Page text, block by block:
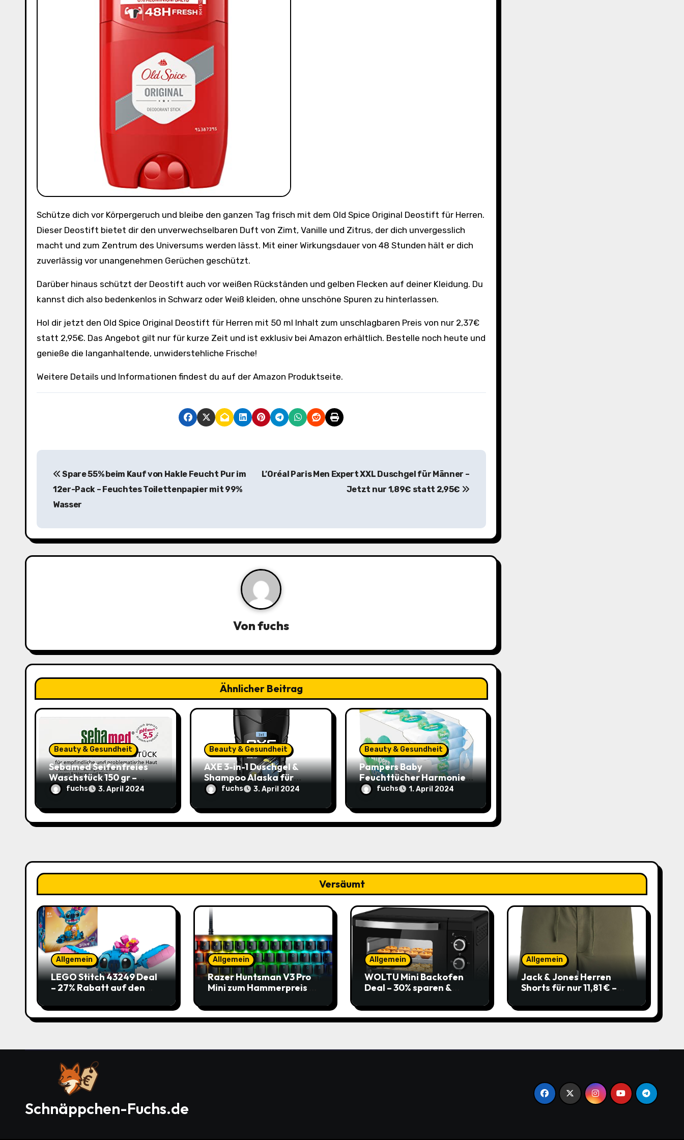
Schütze dich vor Körpergeruch und bleibe den ganzen Tag frisch mit dem Old Spice Original Deostift für Herren.
Dieser Deostift bietet dir den unverwechselbaren Duft von Zimt, Vanille und Zitrus, der dich unvergesslich
macht und zum Zentrum des Universums werden lässt. Mit einer Wirkungsdauer von 48 Stunden hält er dich
zuverlässig vor unangenehmen Gerüchen geschützt.
Darüber hinaus schützt der Deostift auch vor weißen Rückständen und gelben Flecken auf deiner Kleidung. Du
kannst dich also bedenkenlos in Schwarz oder Weiß kleiden, ohne unschöne Spuren zu hinterlassen.
Hol dir jetzt den Old Spice Original Deostift für Herren mit 50 ml Inhalt zum unschlagbaren Preis von nur 2,37€
statt 2,95€. Das Angebot gilt nur für kurze Zeit und ist exklusiv bei Amazon erhältlich. Bestelle noch heute und
genieße die langanhaltende, unwiderstehliche Frische!
Weitere Details und Informationen findest du auf der Amazon Produktseite.
B
t
r
a
v
i
g
i
n
Spare 55% beim Kauf von Hakle Feucht Pur im
12er-Pack – Feuchtes Toilettenpapier mit 99%
Wasser
L’Oréal Paris Men Expert XXL Duschgel für Männer –
Jetzt nur 1,89€ statt 2,95€
Vonfuchs
Ähnlicher Beitrag
Beauty & Gesundheit
Sebamed Seifenfreies
Waschstück 150 gr –
Medizinische Hautpflege
(1,48€ statt 1,99€)
fuchs 3. April 2024
Beauty & Gesundheit
AXE 3-in-1 Duschgel &
Shampoo Alaska für
langanhaltende Frische
und Duft – Sparangebot
nur 1,79€ statt 2,65€
fuchs 3. April 2024
Beauty & Gesundheit
Pampers Baby
Feuchttücher Harmonie
Aqua – Sanfter
Hautschutz im Sparabo
für nur 25,44€ (15%
Rabatt)
fuchs 1. April 2024
Versäumt
Allgemein
LEGO Stitch 43249 Deal
– 27% Rabatt auf den
Allgemein
Razer Huntsman V3 Pro
Mini zum Hammerpreis –
Allgemein
WOLTU Mini Backofen
Deal – 30% sparen &
Allgemein
Jack & Jones Herren
Shorts für nur 11,81 € –
Schnäppchen-Fuchs.de